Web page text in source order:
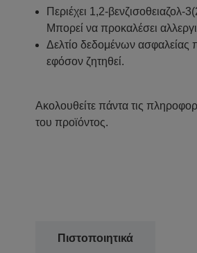
Περιέχει 1,2-βενζισοθειαζολ-
Μπορεί να προκαλέσει
Δελτίο δεδομένων ασφαλείας
εφόσον ζητηθεί.
Ακολουθείτε πάντα τις
του προϊόντος.
Πιστοποιητικά